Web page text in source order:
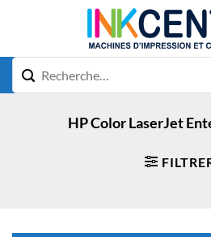
HP Color LaserJet